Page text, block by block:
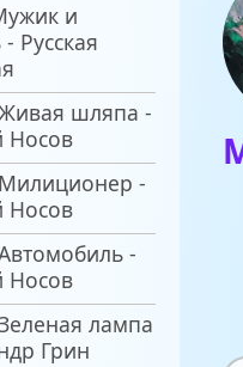
и
Русская
Живая шляпа -
Носов
Милиционер -
Носов
-
Носов
лампа
Грин